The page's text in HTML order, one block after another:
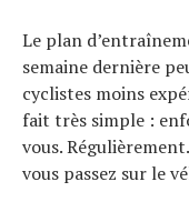
Le plan
semaine dernière
cyclistes moins
fait très simple :
vous.
vous passez sur le